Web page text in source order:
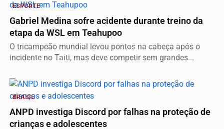
ESPORTE
Gabriel Medina sofre acidente durante treino da
etapa da WSL em Teahupoo
O tricampeão mundial levou pontos na cabeça após o
incidente no Taiti, mas deve competir sem grandes...
BRASIL
ANPD investiga Discord por falhas na proteção de
crianças e adolescentes